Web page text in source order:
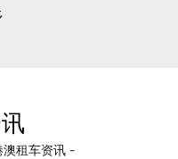
澳租车资讯 -